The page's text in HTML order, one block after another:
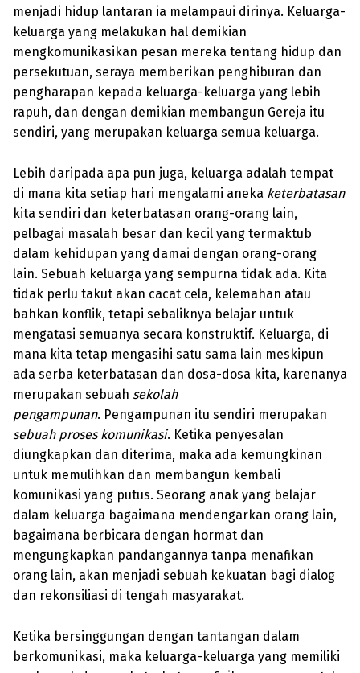
menjadi hidup lantaran ia melampaui dirinya. Keluarga-
keluarga yang melakukan hal demikian
mengkomunikasikan pesan mereka tentang hidup dan
persekutuan, seraya memberikan penghiburan dan
pengharapan kepada keluarga-keluarga yang lebih
rapuh, dan dengan demikian membangun Gereja itu
sendiri, yang merupakan keluarga semua keluarga.
Lebih daripada apa pun juga, keluarga adalah tempat
di mana kita setiap hari mengalami aneka keterbatasan
kita sendiri dan keterbatasan orang-orang lain,
pelbagai masalah besar dan kecil yang termaktub
dalam kehidupan yang damai dengan orang-orang
lain. Sebuah keluarga yang sempurna tidak ada. Kita
tidak perlu takut akan cacat cela, kelemahan atau
bahkan konflik, tetapi sebaliknya belajar untuk
mengatasi semuanya secara konstruktif. Keluarga, di
mana kita tetap mengasihi satu sama lain meskipun
ada serba keterbatasan dan dosa-dosa kita, karenanya
merupakan sebuah sekolah
pengampunan. Pengampunan itu sendiri merupakan
sebuah proses komunikasi. Ketika penyesalan
diungkapkan dan diterima, maka ada kemungkinan
untuk memulihkan dan membangun kembali
komunikasi yang putus. Seorang anak yang belajar
dalam keluarga bagaimana mendengarkan orang lain,
bagaimana berbicara dengan hormat dan
mengungkapkan pandangannya tanpa menafikan
orang lain, akan menjadi sebuah kekuatan bagi dialog
dan rekonsiliasi di tengah masyarakat.
Ketika bersinggungan dengan tantangan dalam
berkomunikasi, maka keluarga-keluarga yang memiliki